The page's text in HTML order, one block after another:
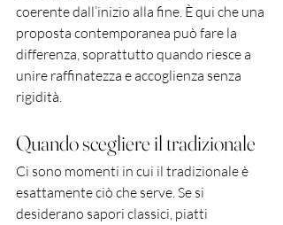
coerente dall’inizio alla fine. È qui che una
proposta contemporanea può fare la
differenza, soprattutto quando riesce a
unire raffinatezza e accoglienza senza
rigidità.
Quando scegliere il tradizionale
Ci sono momenti in cui il tradizionale è
esattamente ciò che serve. Se si
desiderano sapori classici, piatti